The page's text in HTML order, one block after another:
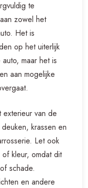
te
zowel het
Het is
op het uiterlijk
maar het is
aan mogelijke
exterieur van de
krassen en
Let ook
kleur, omdat dit
schade.
en andere